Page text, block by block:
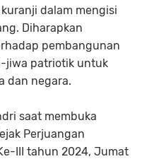
dalam mengisi
Diharapkan
pembangunan
jiwa patriotik untuk
dan negara.
saat membuka
Perjuangan
III tahun 2024, Jumat